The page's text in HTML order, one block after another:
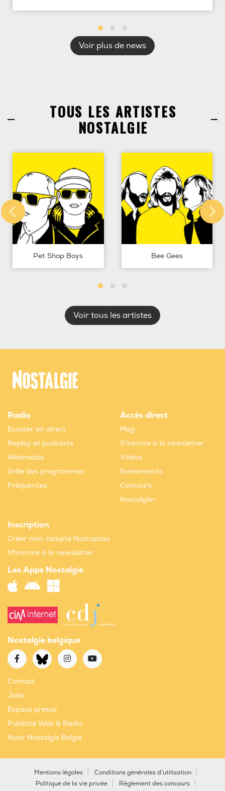
Voir plus de news
TOUS LES ARTISTES
NOSTALGIE
Pet Shop Boys Bee Gees
Voir tous les artistes
Radio
Ecouter en direct
Replay et podcasts
Webradios
Grille des programmes
Fréquences
Accès direct
Mag
S'inscrire à la newsletter
Vidéos
Evènements
Concours
Nostalgie+
Inscription
Créer mon compte Nostapass
M'inscrire à la newsletter
Les Apps Nostalgie
Nostalgie belgique
Contact
Jobs
Espace presse
Publicité Web & Radio
Naar Nostalgie België
Mentions légales
Conditions générales d'utilisation
Politique de la vie privée
Règlement des concours